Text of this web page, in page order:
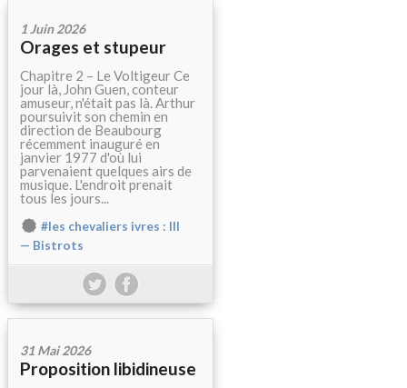
1 Juin 2026
Orages et stupeur
Chapitre 2 – Le Voltigeur Ce
jour là, John Guen, conteur
amuseur, n'était pas là. Arthur
poursuivit son chemin en
direction de Beaubourg
récemment inauguré en
janvier 1977 d'où lui
parvenaient quelques airs de
musique. L'endroit prenait
tous les jours...
#les chevaliers ivres : III
— Bistrots
31 Mai 2026
Proposition libidineuse